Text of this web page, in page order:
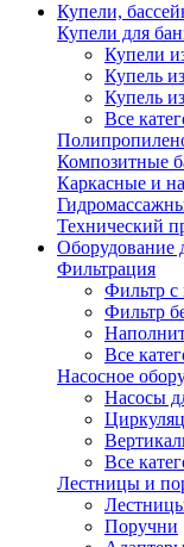
Купели,
Купели для
Купели
Купель
Купель
Все
Композитные
Каркасные и
Технический
Оборудование
Фильтрация
Фильтр с
Фильтр
Все
Насосное
Насосы
Все
Лестницы и
Поручни